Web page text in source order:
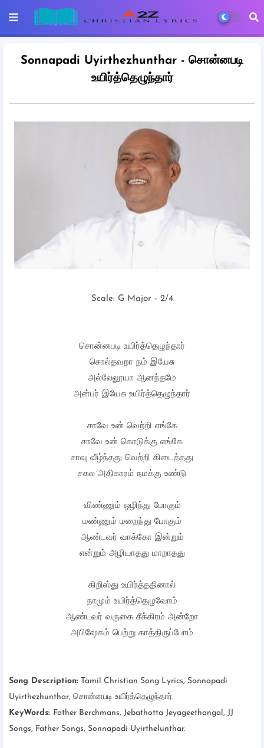
Sonnapadi Uyirthezhunthar - சொன்னபடி
உயிர்த்தெழுந்தார்
Scale: G Major - 2/4
சொன்னபடி உயிர்த்தெழுந்தார்
சொல்தவறா நம் இயேசு
அல்லேலூயா ஆனந்தமே
அன்பர் இயேசு உயிர்த்தெழுந்தார்
சாவே உன் வெற்றி எங்கே
சாவே உன் கொடுக்கு எங்கே
சாவு வீழ்ந்தது வெற்றி கிடைத்தது
சகல அதிகாரம் நமக்கு உண்டு
விண்ணும் ஒழிந்து போகும்
மண்ணும் மறைந்து போகும்
ஆண்டவர் வாக்கோ இன்றும்
என்றும் அழியாதது மாறாதது
கிறிஸ்து உயிர்த்ததினால்
நாமும் உயிர்த்தெழுவோம்
ஆண்டவர் வருகை சீக்கிரம் அன்றோ
அபிஷேகம் பெற்று காத்திருப்போம்
Song Description: Tamil Christian Song Lyrics, Sonnapadi
Uyirthezhunthar, சொன்னபடி உயிர்த்தெழுந்தார்.
KeyWords: Father Berchmans, Jebathotta Jeyageethangal, JJ
Songs, Father Songs, Sonnapadi Uyirthelunthar.